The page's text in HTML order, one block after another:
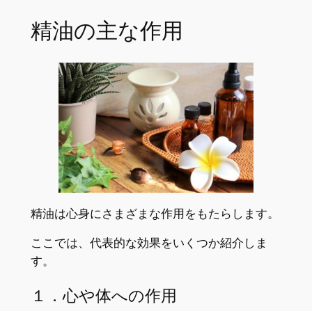
精油の主な作用
精油は心身にさまざまな作用をもたらします。
ここでは、代表的な効果をいくつか紹介しま
す。
１．心や体への作用